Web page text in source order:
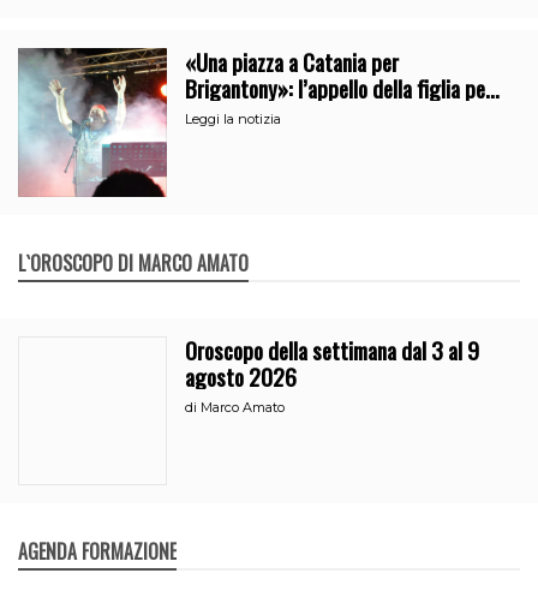
«Una piazza a Catania per
Brigantony»: l’appello della figlia per
la memoria del cantante popolare
Leggi la notizia
L`OROSCOPO DI MARCO AMATO
Oroscopo della settimana dal 3 al 9
agosto 2026
di Marco Amato
AGENDA FORMAZIONE